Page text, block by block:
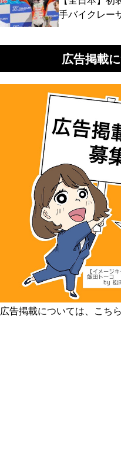
手バイクレー
広告掲載
広告掲載については、こち